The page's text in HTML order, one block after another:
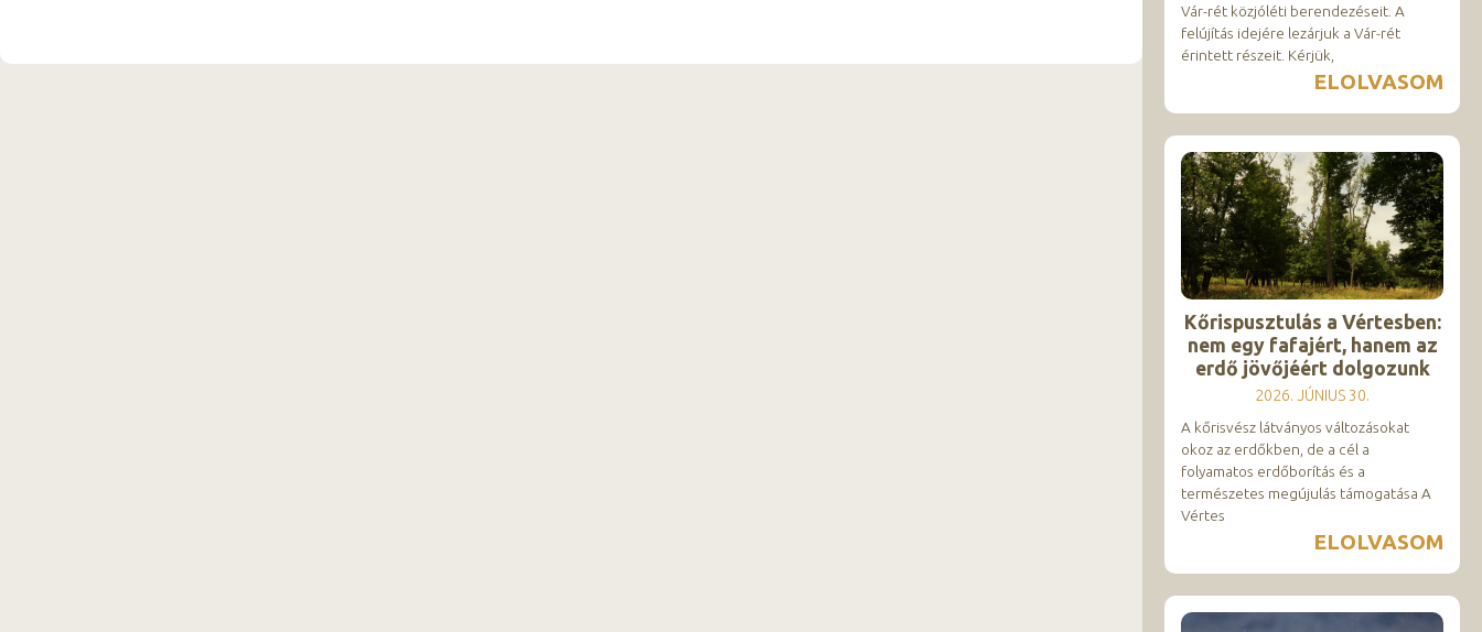
Vár-rét közjóléti berendezéseit. A
felújítás idejére lezárjuk a Vár-rét
érintett részeit. Kérjük,
ELOLVASOM
Kőrispusztulás a Vértesben:
nem egy fafajért, hanem az
erdő jövőjéért dolgozunk
2026. JÚNIUS 30.
A kőrisvész látványos változásokat
okoz az erdőkben, de a cél a
folyamatos erdőborítás és a
természetes megújulás támogatása A
Vértes
ELOLVASOM